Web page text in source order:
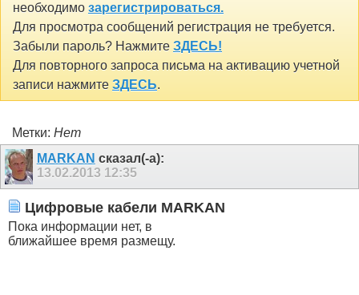
необходимо зарегистрироваться.
Для просмотра сообщений регистрация не требуется.
Забыли пароль? Нажмите ЗДЕСЬ!
Для повторного запроса письма на активацию учетной
записи нажмите ЗДЕСЬ.
Метки: Нет
MARKAN сказал(-а):
13.02.2013 12:35
Цифровые кабели MARKAN
Пока информации нет, в
ближайшее время размещу.